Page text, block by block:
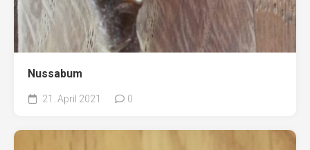
Nussabum
21. April 2021 0